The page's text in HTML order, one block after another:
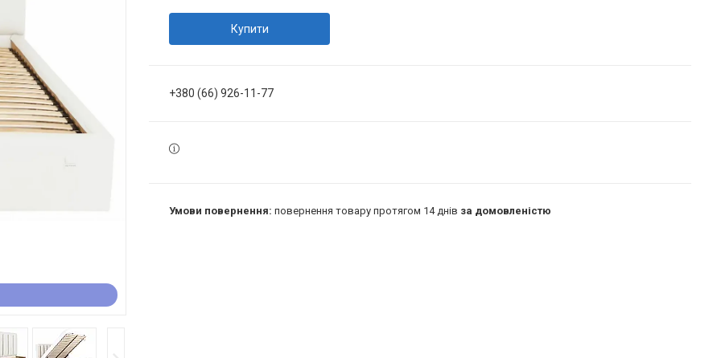
Купити
+380 (66) 926-11-77
повернення товару протягом 14 днів за домовленістю